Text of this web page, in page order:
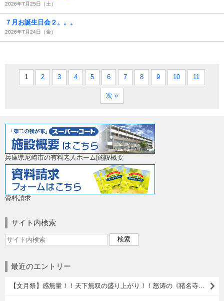
2026年7月25日（土）
７月お誕生日会２。。。
2026年7月24日（金）
1 2 3 4 5 6 7 8 9 10 11
次 »
兵庫県尼崎市の有料老人ホーム|施設概要
資料請求
サイト内検索
最近のエントリー